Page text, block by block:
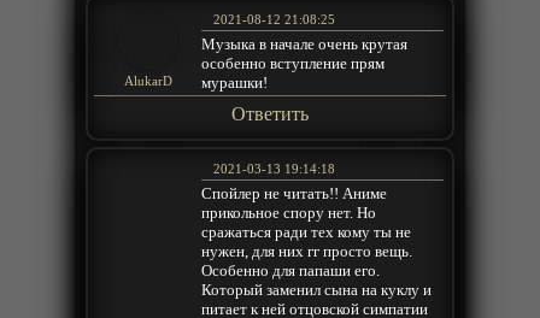
AlukarD
2021-08-12 21:08:25
Музыка в начале очень крутая
особенно вступление прям
мурашки!
Ответить
2021-03-13 19:14:18
Спойлер не читать!! Аниме
прикольное спору нет. Но
сражаться ради тех кому ты не
нужен, для них гг просто вещь.
Особенно для папаши его.
Который заменил сына на куклу и
питает к ней отцовской симпатии